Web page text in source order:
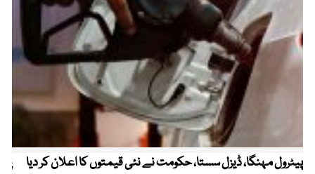
پیٹرول مہنگا، ڈیزل سستا، حکومت نے نئی قیمتوں کا اعلان کر دیا